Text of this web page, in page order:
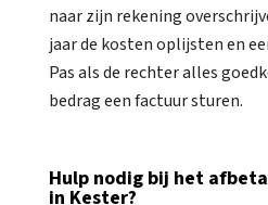
naar zijn rekening
jaar de kosten oplijsten en
Pas als de rechter alles
bedrag een factuur sturen.
Hulp nodig bij het
in Kester?